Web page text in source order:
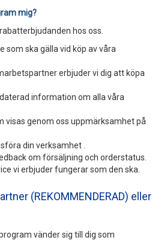
mig?
hos oss.
som ska gälla vid köp av våra
erbjuder vi dig att köpa
information om alla våra
visas genom oss uppmärksamhet på
din verksamhet .
om försäljning och orderstatus.
vi erbjuder fungerar som den ska.
(REKOMMENDERAD) eller
vänder sig till dig som